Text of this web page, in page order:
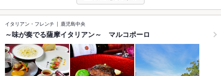
イタリアン・フレンチ 鹿児島中央
～味が奏でる薩摩イタリアン～ マルコポーロ